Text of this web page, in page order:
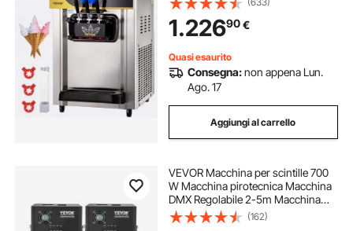
Utilizzo per Gelato Soft
1.22690€
Quasi esaurito
Consegna:non appena Lun.
Ago. 17
Aggiungi al carrello
VEVOR Macchina per scintille 700
W Macchina pirotecnica Macchina
DMX Regolabile 2-5m Macchina
per scintille fredde 7 min per
matrimoni, spettacoli DJ, feste
(162)